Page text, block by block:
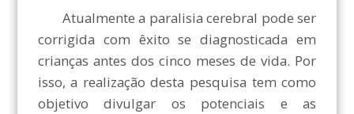
Atualmente a paralisia cerebral pode ser
corrigida com êxito se diagnosticada em
crianças antes dos cinco meses de vida. Por
isso, a realização desta pesquisa tem como
objetivo divulgar os potenciais e as